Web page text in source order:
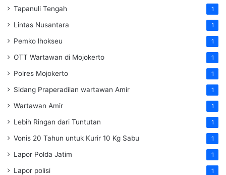
Tapanuli Tengah 1
Lintas Nusantara 1
Pemko lhokseu 1
OTT Wartawan di Mojokerto 1
Polres Mojokerto 1
Sidang Praperadilan wartawan Amir 1
Wartawan Amir 1
Lebih Ringan dari Tuntutan 1
Vonis 20 Tahun untuk Kurir 10 Kg Sabu 1
Lapor Polda Jatim 1
Lapor polisi 1